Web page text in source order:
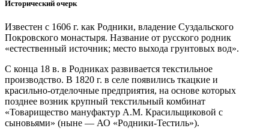
Исторический очерк
Известен с 1606 г. как Родники, владение Суздальского
Покровского монастыря. Название от русского родник
«естественный источник; место выхода грунтовых вод».
С конца 18 в. в Родниках развивается текстильное
производство. В 1820 г. в селе появились ткацкие и
красильно-отделочные предприятия, на основе которых
позднее возник крупный текстильный комбинат
«Товарищество мануфактур А.М. Красильщиковой с
сыновьями» (ныне — АО «Родники-Тестиль»).